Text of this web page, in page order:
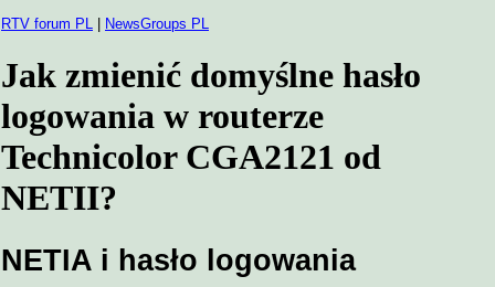
RTV forum PL NewsGroups PL
Jak zmienić domyślne hasło
logowania w routerze
Technicolor CGA2121 od
NETII?
NETIA i hasło logowania